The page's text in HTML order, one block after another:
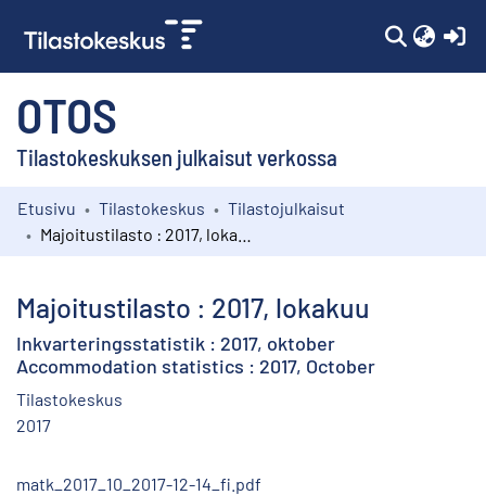
OTOS
Tilastokeskuksen julkaisut verkossa
Kokoelmat
Etusivu Tilastokeskus
Tilastojulkaisut
Majoitustilasto : 2017, lokakuu
Inkvarteringsstatistik : 2017, oktober
Accommodation statistics : 2017, October
Tilastokeskus
2017
matk_2017_10_2017-12-14_fi.pdf